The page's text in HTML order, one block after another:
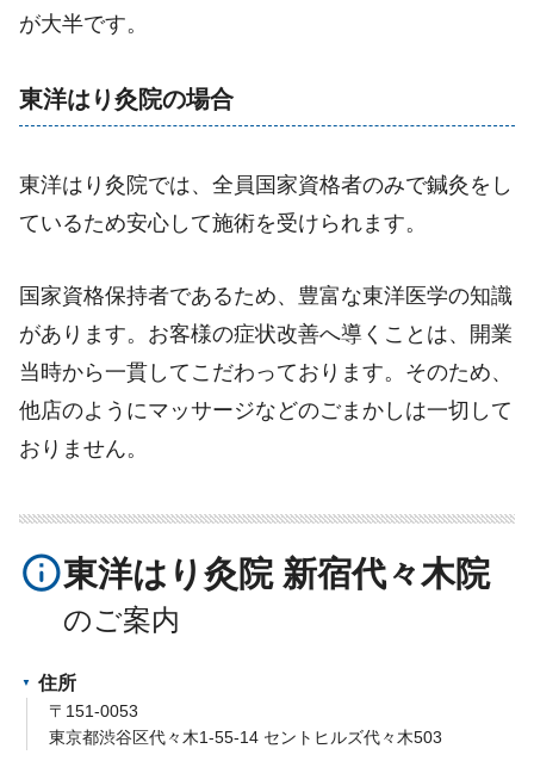
が大半です。
東洋はり灸院の場合
東洋はり灸院では、全員国家資格者のみで鍼灸をし
ているため安心して施術を受けられます。
国家資格保持者であるため、豊富な東洋医学の知識
があります。お客様の症状改善へ導くことは、開業
当時から一貫してこだわっております。そのため、
他店のようにマッサージなどのごまかしは一切して
おりません。
info_outline東洋はり灸院 新宿代々木院
住所
〒151-0053
東京都渋谷区代々木1-55-14 セントヒルズ代々木503